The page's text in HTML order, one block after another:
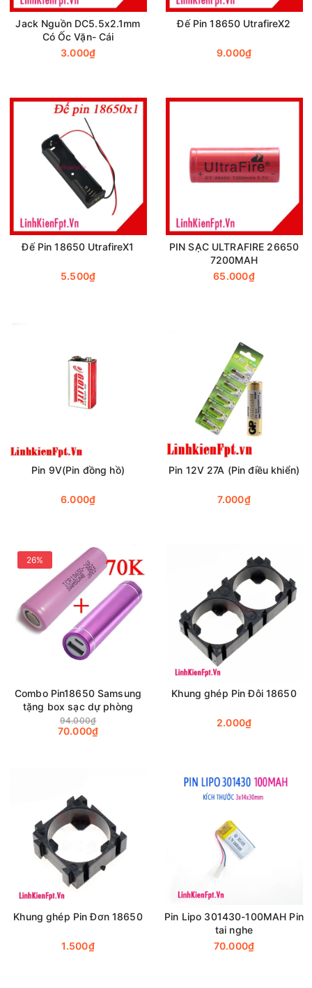
Jack Nguồn DC5.5x2.1mm
Có Ốc Vặn- Cái
3.000₫
Đế Pin 18650 UtrafireX2
9.000₫
Đế Pin 18650 UtrafireX1
5.500₫
PIN SẠC ULTRAFIRE 26650
7200MAH
65.000₫
Pin 9V(Pin đồng hồ)
6.000₫
Pin 12V 27A (Pin điều khiển)
7.000₫
26%
Combo Pin18650 Samsung
tặng box sạc dự phòng
94.000₫
70.000₫
Khung ghép Pin Đôi 18650
2.000₫
Khung ghép Pin Đơn 18650
1.500₫
Pin Lipo 301430-100MAH Pin
tai nghe
70.000₫